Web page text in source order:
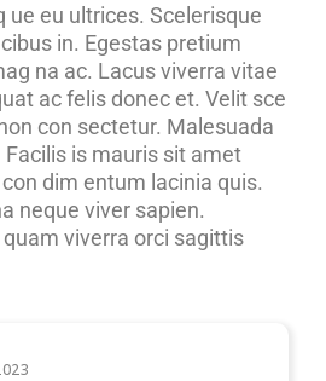
ue eu ultrices. Scelerisque
in. Egestas pretium
na ac. Lacus viverra vitae
ac felis donec et. Velit sce
con sectetur. Malesuada
is mauris sit amet
dim entum lacinia quis.
neque viver sapien.
viverra orci sagittis